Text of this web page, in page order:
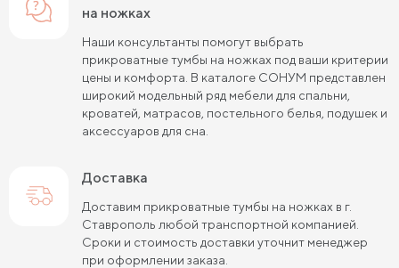
на ножках
Наши консультанты помогут выбрать
прикроватные тумбы на ножках под ваши критерии
цены и комфорта. В каталоге СОНУМ представлен
широкий модельный ряд мебели для спальни,
кроватей, матрасов, постельного белья, подушек и
аксессуаров для сна.
Доставка
Доставим прикроватные тумбы на ножках в г.
Ставрополь любой транспортной компанией.
Сроки и стоимость доставки уточнит менеджер
при оформлении заказа.